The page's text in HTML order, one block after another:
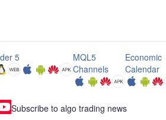
5
MQL5
Channels
Economic
Calendar
Subscribe to algo trading news